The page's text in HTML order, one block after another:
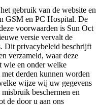
gebruik van de website en
GSM en PC Hospital. De
voorwaarden is Sun Oct
versie vervalt de
Dit privacybeleid beschrijft
verzameld, waar deze
wie en onder welke
derden kunnen worden
wijze wij uw gegevens
beschermen en
de door u aan ons